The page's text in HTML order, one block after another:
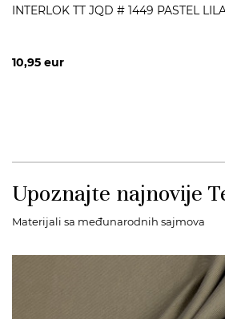
INTERLOK TT JQD # 1449 PASTEL
10,95 eur
Upoznajte najnovije
Materijali sa međunarodnih sajmova